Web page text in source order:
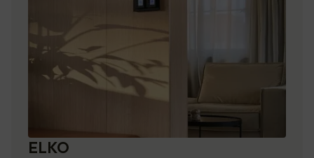
ELKO